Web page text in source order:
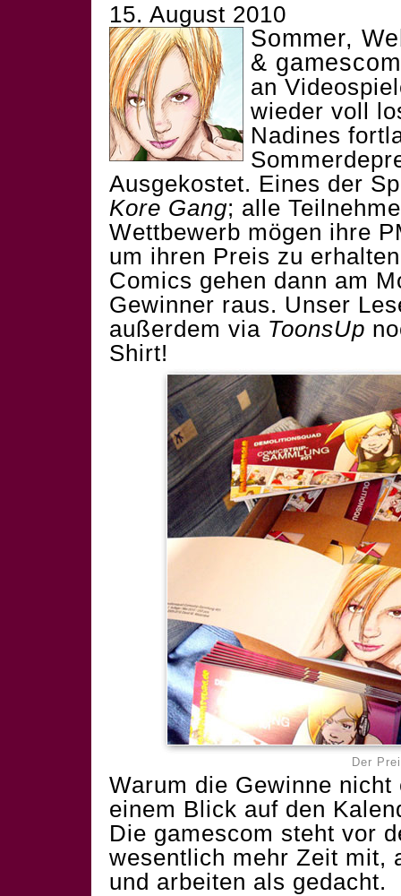
15. August 2010
Sommer,
&
an
wieder voll
Nadines
Ausgekostet. Eines der
Kore Gang; alle
Wettbewerb mögen ihre
um ihren Preis zu
Comics gehen dann am
Gewinner raus. Unser
außerdem via ToonsUp
Shirt!
Der
Warum die Gewinne
einem Blick auf den
Die gamescom steht vor
wesentlich mehr Zeit mit,
und arbeiten als gedacht.